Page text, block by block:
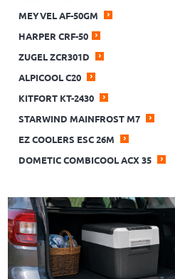
MEYVEL AF-50GM
HARPER CRF-50
ZUGEL ZCR301D
ALPICOOL С20
KITFORT КТ-2430
STARWIND MAINFROST M7
EZ COOLERS ESC 26М
DOMETIC COMBICOOL ACX 35